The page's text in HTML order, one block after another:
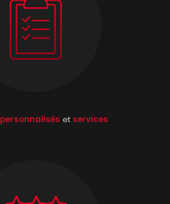
personnalisés et services